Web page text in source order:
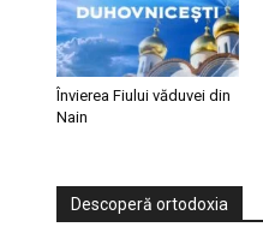
Învierea Fiului văduvei din
Nain
Descoperă ortodoxia